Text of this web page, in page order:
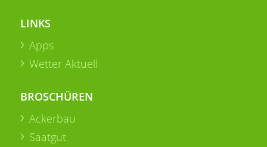
LINKS
Apps
Wetter Aktuell
BROSCHÜREN
Ackerbau
Saatgut